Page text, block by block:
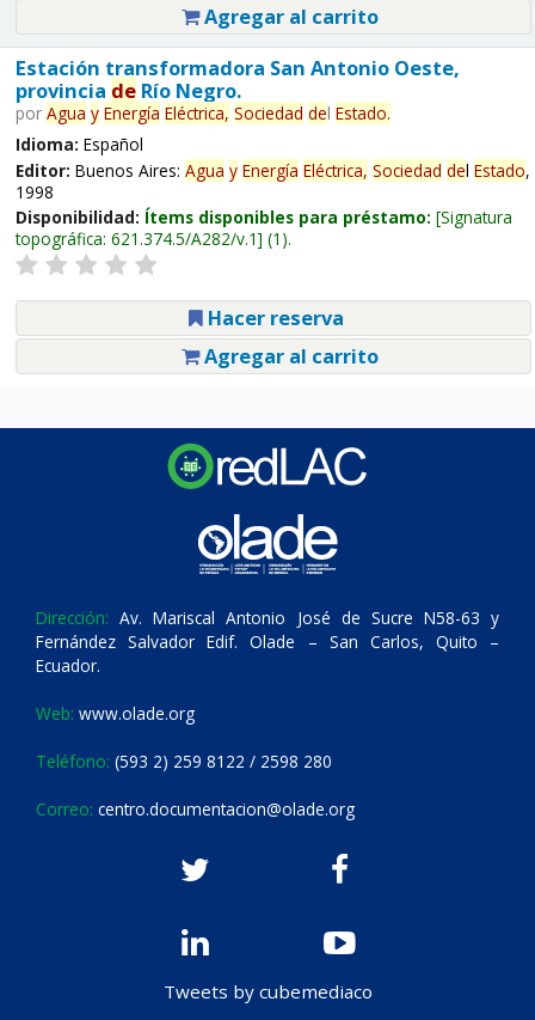
Agregar al carrito
Estación transformadora San Antonio Oeste,
provincia deRío Negro.
por Agua y Energía Eléctrica, Sociedad del Estado.
Idioma: Español
Editor: Buenos Aires: Agua y Energía Eléctrica, Sociedad del Estado,
1998
Disponibilidad: Ítems disponibles para préstamo: Signatura
topográfica: 621.374.5/A282/v.1 (1).
Hacer reserva
Agregar al carrito
Dirección: Av. Mariscal Antonio José de Sucre N58-63 y
Fernández Salvador Edif. Olade – San Carlos, Quito –
Ecuador.
Web: www.olade.org
Teléfono: (593 2) 259 8122 / 2598 280
Correo: centro.documentacion@olade.org
Tweets by cubemediaco